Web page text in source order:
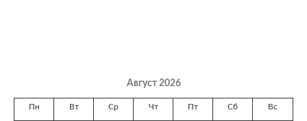
Август 2026
Пн Вт Ср Чт Пт Сб Вс